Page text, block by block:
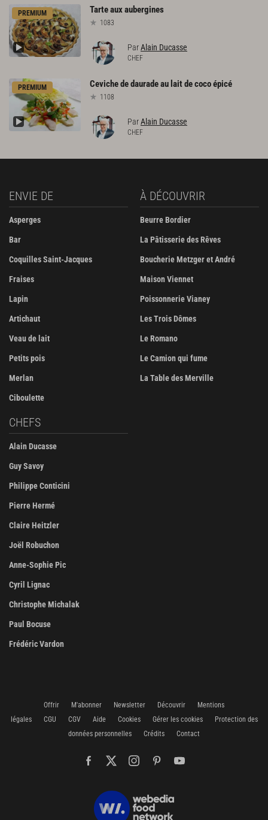
PREMIUM Tarteauxaubergines
1083
ParAlain Ducasse
CHEF
PREMIUM Cevichededauradeau laitdecocoépicé
1108
ParAlain Ducasse
CHEF
ENVIE DE
Asperges
Bar
Coquilles Saint-Jacques
Fraises
Lapin
Artichaut
Veau de lait
Petits pois
Merlan
Ciboulette
À DÉCOUVRIR
Beurre Bordier
La Pâtisserie des Rêves
Boucherie Metzger et André
Maison Viennet
Poissonnerie Vianey
Les Trois Dômes
Le Romano
Le Camion qui fume
La Table des Merville
CHEFS
Alain Ducasse
Guy Savoy
Philippe Conticini
Pierre Hermé
Claire Heitzler
Joël Robuchon
Anne-Sophie Pic
Cyril Lignac
Christophe Michalak
Paul Bocuse
Frédéric Vardon
Offrir M'abonner Newsletter Découvrir
Mentions
légales
CGU CGV Aide Cookies Gérer les cookies
Protection des
données personnelles
Crédits Contact